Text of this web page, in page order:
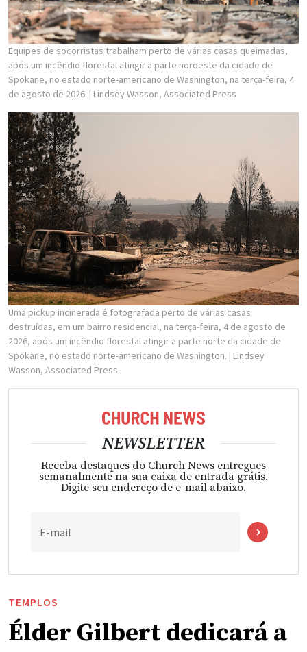
Equipes de socorristas trabalham perto de várias casas queimadas,
após um incêndio florestal atingir a parte noroeste da cidade de
Spokane, no estado norte-americano de Washington, na terça-feira, 4
de agosto de 2026. | Lindsey Wasson, Associated Press
Uma pickup incinerada é fotografada perto de várias casas
destruídas, em um bairro residencial, na terça-feira, 4 de agosto de
2026, após um incêndio florestal atingir a parte norte da cidade de
Spokane, no estado norte-americano de Washington. | Lindsey
Wasson, Associated Press
NEWSLETTER
Receba destaques do Church News entregues
semanalmente na sua caixa de entrada grátis.
Digite seu endereço de e-mail abaixo.
E-mail
TEMPLOS
Élder Gilbert dedicará a